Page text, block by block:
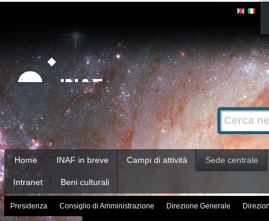
|
Salta
alla
navigazione
Cerca nel
Ricerca
avanzata…
Sezioni
Home INAF in breve Campi di attività Sede centrale
Intranet Beni culturali
Presidenza Consiglio di Amministrazione Direzione Generale